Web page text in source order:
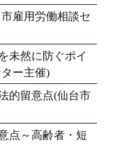
雇用労働相談セ
未然に防ぐポイ
ー主催)
的留意点(仙台市
点～高齢者・短